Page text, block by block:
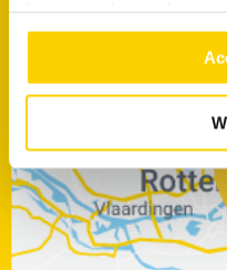
meer over in onsprivacy